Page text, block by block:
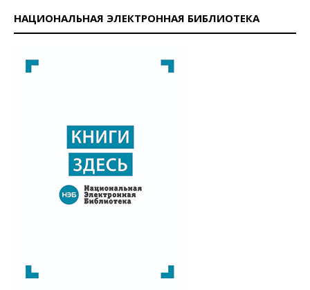
НАЦИОНАЛЬНАЯ ЭЛЕКТРОННАЯ БИБЛИОТЕКА